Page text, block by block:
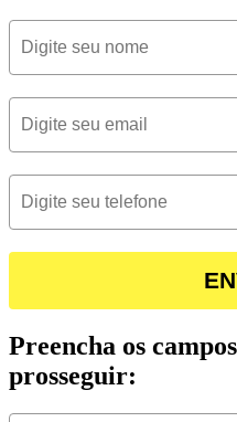
Preencha os
prosseguir: